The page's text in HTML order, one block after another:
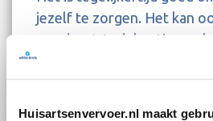
Huisartsenvervoer.nl maakt
jezelf te zorgen. Het kan
worden. We delen tips en
oefeningen om beter om